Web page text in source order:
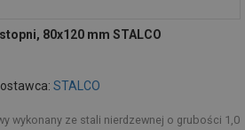
80x120 mm STALCO
STALCO
wykonany ze stali nierdzewnej o grubości 1,0